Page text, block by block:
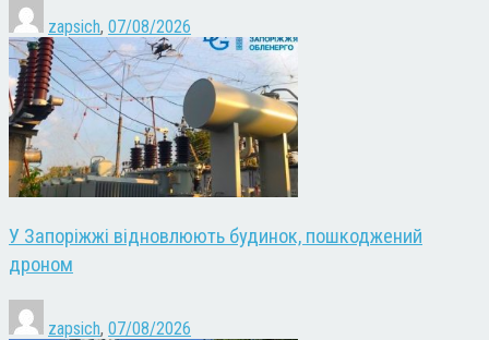
zapsich, 07/08/2026
У Запоріжжі відновлюють будинок, пошкоджений
дроном
zapsich, 07/08/2026